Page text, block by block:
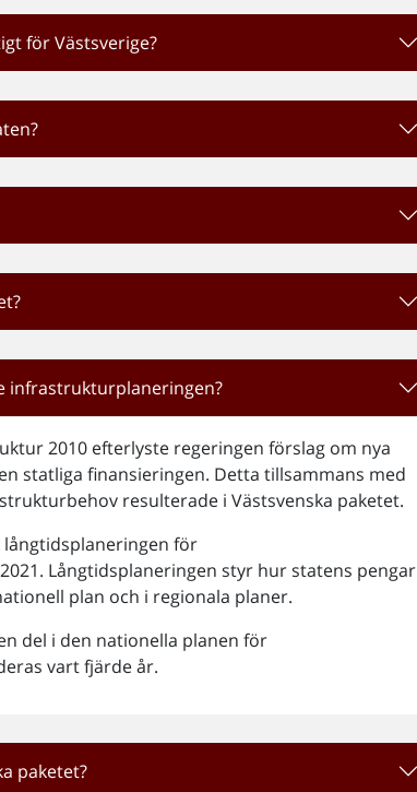
för Västsverige?
infrastrukturplaneringen?
2010 efterlyste regeringen förslag om nya
statliga finansieringen. Detta tillsammans med
resulterade i Västsvenska paketet.
långtidsplaneringen för
Långtidsplaneringen styr hur statens pengar
plan och i regionala planer.
del i den nationella planen för
vart fjärde år.
paketet?